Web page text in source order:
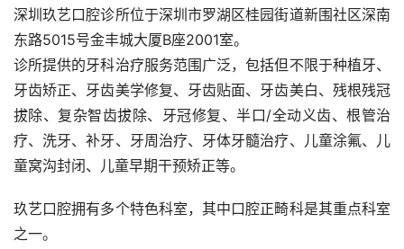
深圳玖艺口腔诊所位于深圳市罗湖区桂园街道新围社区深南
东路5015号金丰城大厦B座2001室。
诊所提供的牙科治疗服务范围广泛，包括但不限于种植牙、
牙齿矫正、牙齿美学修复、牙齿贴面、牙齿美白、残根残冠
拔除、复杂智齿拔除、牙冠修复、半口/全动义齿、根管治
疗、洗牙、补牙、牙周治疗、牙体牙髓治疗、儿童涂氟、儿
童窝沟封闭、儿童早期干预矫正等。
玖艺口腔拥有多个特色科室，其中口腔正畸科是其重点科室
之一。